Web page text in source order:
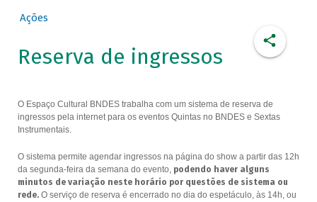
Ações
Reserva de ingressos
O Espaço Cultural BNDES trabalha com um sistema de reserva de
ingressos pela internet para os eventos Quintas no BNDES e Sextas
Instrumentais.
O sistema permite agendar ingressos na página do show a partir das 12h
da segunda-feira da semana do evento, podendo haver alguns
minutos de variação neste horário por questões de sistema ou
rede.O serviço de reserva é encerrado no dia do espetáculo, às 14h, ou